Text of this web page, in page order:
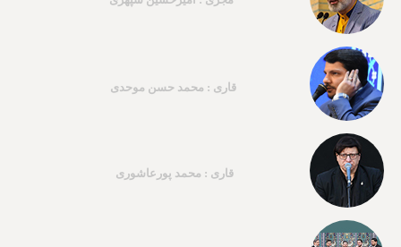
قاری : محمد حسن موحدی
قاری : محمد پورعاشوری